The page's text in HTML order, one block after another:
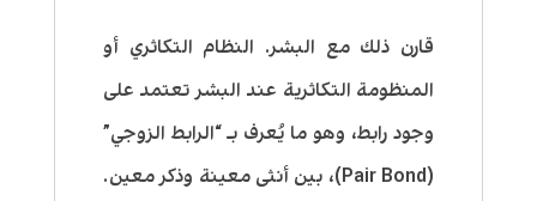
قارن ذلك مع البشر. النظام التكاثري أو
المنظومة التكاثرية عند البشر تعتمد على
وجود رابط، وهو ما يُعرف بـ “الرابط الزوجي”
(Pair Bond)، بين أنثى معينة وذكر معين.